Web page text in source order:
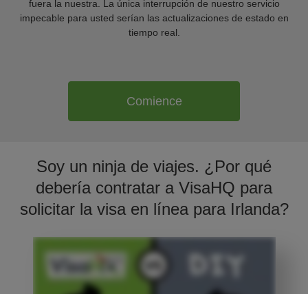
fuera la nuestra. La única interrupción de nuestro servicio
impecable para usted serían las actualizaciones de estado en
tiempo real.
Comience
Soy un ninja de viajes. ¿Por qué
debería contratar a VisaHQ para
solicitar la visa en línea para Irlanda?